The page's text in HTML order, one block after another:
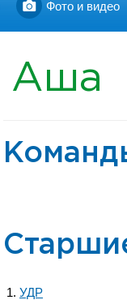
Фото и видео
Аша
УДР